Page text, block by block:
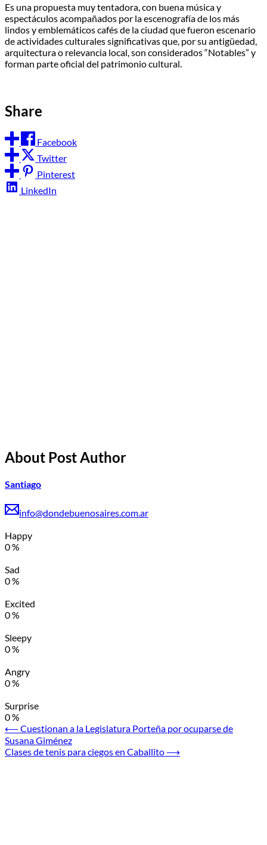
Es una propuesta muy tentadora, con buena música y
espectáculos acompañados por la escenografía de los más
lindos y emblemáticos cafés de la ciudad que fueron escenario
de actividades culturales significativas que, por su antigüedad,
arquitectura o relevancia local, son considerados “Notables” y
forman parte oficial del patrimonio cultural.
Share
Facebook
Twitter
Pinterest
LinkedIn
About Post Author
Santiago
info@dondebuenosaires.com.ar
Happy
0%
Sad
0%
Excited
0%
Sleepy
0%
Angry
0%
Surprise
0%
Navegación
de
⟵ Cuestionan a la Legislatura Porteña por ocuparse de
Susana Giménez
Clases de tenis para ciegos en Caballito ⟶